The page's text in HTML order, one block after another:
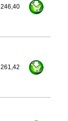
246,40
261,42